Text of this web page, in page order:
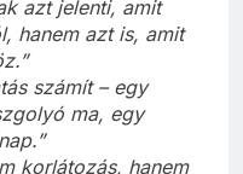
azt jelenti, amit
hanem azt is, amit
számít – egy
ma, egy
korlátozás, hanem